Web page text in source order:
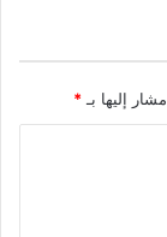
إليها بـ *